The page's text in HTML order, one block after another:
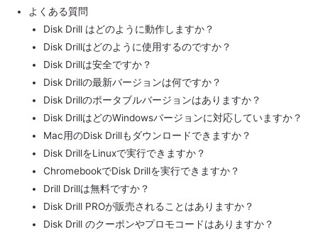
よくある質問
Disk Drill はどのように動作しますか？
Disk Drillはどのように使用するのですか？
Disk Drillは安全ですか？
Disk Drillの最新バージョンは何ですか？
Disk Drillのポータブルバージョンはありますか？
Disk DrillはどのWindowsバージョンに対応していますか？
Mac用のDisk Drillもダウンロードできますか？
Disk DrillをLinuxで実行できますか？
ChromebookでDisk Drillを実行できますか？
Drill Drillは無料ですか？
Disk Drill PROが販売されることはありますか？
Disk Drill のクーポンやプロモコードはありますか？